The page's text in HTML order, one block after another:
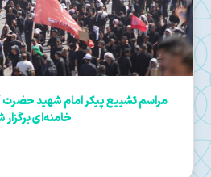
مراسم تشییع پیکر امام شهید حضرت
خامنه‌ای برگزار